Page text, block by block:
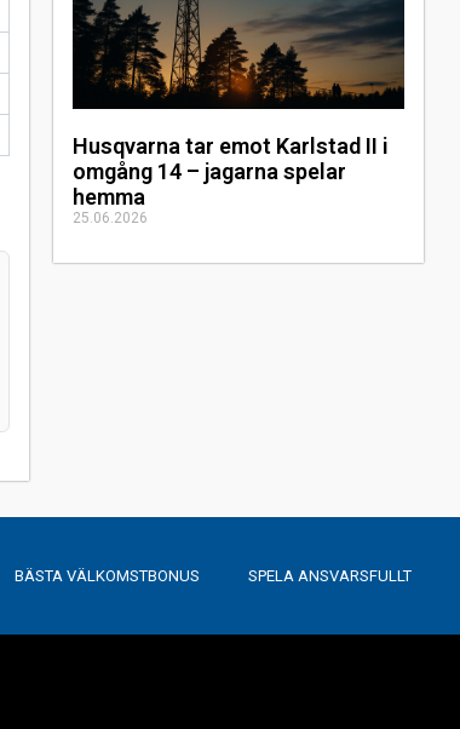
Husqvarna tar emot Karlstad II i
omgång 14 – jagarna spelar
hemma
25.06.2026
BÄSTA VÄLKOMSTBONUS SPELA ANSVARSFULLT